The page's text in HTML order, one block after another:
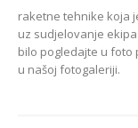
raketne tehnike koja
uz sudjelovanje
bilo pogledajte u foto
u našoj fotogaleriji.